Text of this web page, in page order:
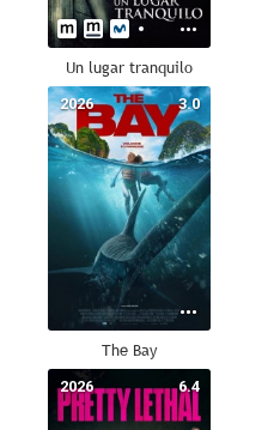
Un lugar tranquilo
3.0
2026
The Bay
6.4
2026